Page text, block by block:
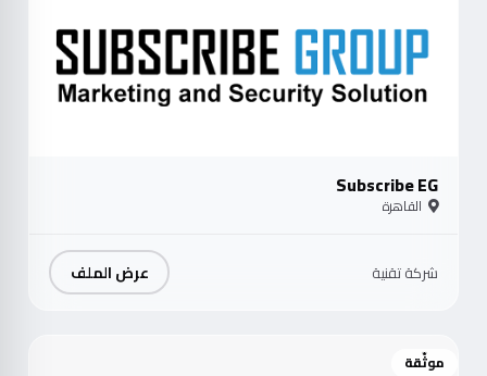
Subscribe EG
القاهرة
شركة تقنية عرض الملف
موثّقة